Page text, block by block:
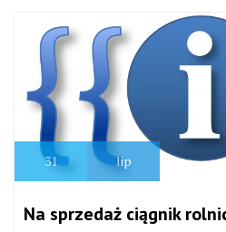
31 lip
Na sprzedaż ciągnik